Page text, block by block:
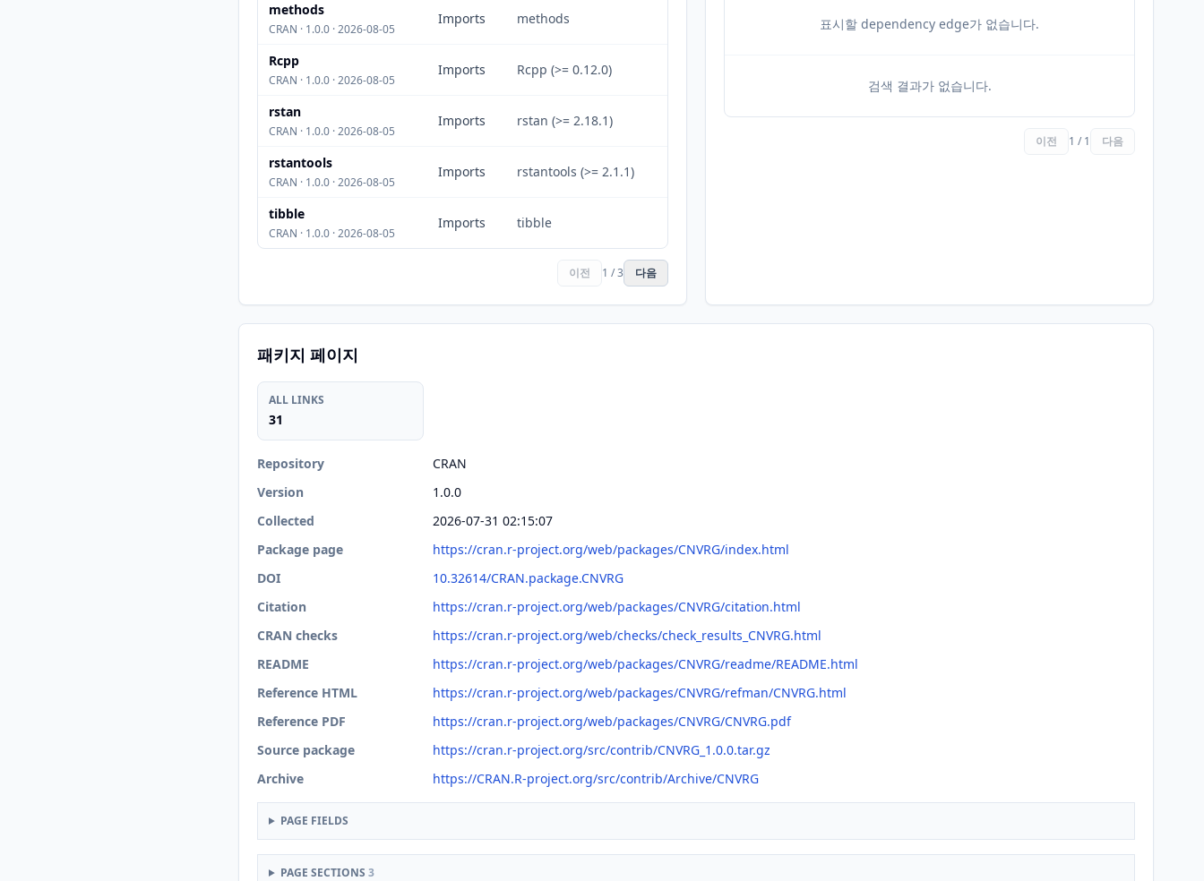
methods
CRAN · 1.0.0 · 2026-08-05
Imports methods
Rcpp
CRAN · 1.0.0 · 2026-08-05
Imports Rcpp (>= 0.12.0)
rstan
CRAN · 1.0.0 · 2026-08-05
Imports rstan (>= 2.18.1)
rstantools
CRAN · 1.0.0 · 2026-08-05
Imports rstantools (>= 2.1.1)
tibble
CRAN · 1.0.0 · 2026-08-05
Imports tibble
이전 1 / 3 다음
표시할 dependency edge가 없습니다.
검색 결과가 없습니다.
이전 1 / 1 다음
패키지 페이지
ALL LINKS
31
Repository
CRAN
Version
1.0.0
Collected
2026-07-31 02:15:07
Package page
https://cran.r-project.org/web/packages/CNVRG/index.html
DOI
10.32614/CRAN.package.CNVRG
Citation
https://cran.r-project.org/web/packages/CNVRG/citation.html
CRAN checks
https://cran.r-project.org/web/checks/check_results_CNVRG.html
README
https://cran.r-project.org/web/packages/CNVRG/readme/README.html
Reference HTML
https://cran.r-project.org/web/packages/CNVRG/refman/CNVRG.html
Reference PDF
https://cran.r-project.org/web/packages/CNVRG/CNVRG.pdf
Source package
https://cran.r-project.org/src/contrib/CNVRG_1.0.0.tar.gz
Archive
https://CRAN.R-project.org/src/contrib/Archive/CNVRG
PAGE FIELDS
PAGE SECTIONS 3